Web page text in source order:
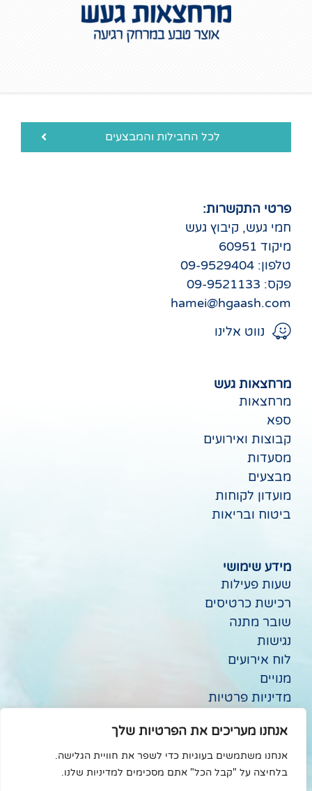
אנחנו מעריכים את הפרטיות שלך
אנחנו משתמשים בעוגיות כדי לשפר את חוויית הגלישה.
בלחיצה על "קבל הכל" אתם מסכימים למדיניות שלנו.
לכל החבילות והמבצעים
פרטי התקשרות:
חמי געש, קיבוץ געש
מיקוד 60951
טלפון: 09-9529404
פקס: 09-9521133
hamei@hgaash.com
נווט אלינו
מרחצאות געש
מרחצאות
ספא
קבוצות ואירועים
מסעדות
מבצעים
מועדון לקוחות
ביטוח ובריאות
מידע שימושי
שעות פעילות
רכישת כרטיסים
שובר מתנה
נגישות
לוח אירועים
מנויים
מדיניות פרטיות
תנאי שימוש
הסדר פשרה -מידע לציבור